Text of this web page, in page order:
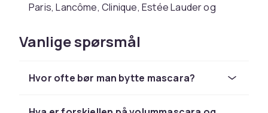
Paris, Lancôme, Clinique, Estée Lauder og
finnes det mascara for alle vippetyper, stiler
og behov.
Volummascara, forlengende
Vanlige spørsmål
Hvor ofte bør man bytte mascara?